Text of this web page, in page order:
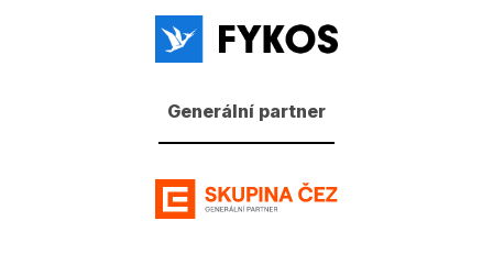
Generální partner